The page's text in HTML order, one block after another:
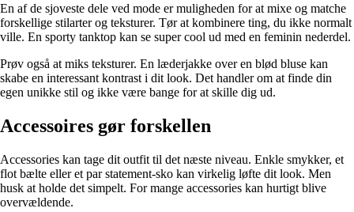
En af de sjoveste dele ved mode er muligheden for at mixe og matche
forskellige stilarter og teksturer. Tør at kombinere ting, du ikke normalt
ville. En sporty tanktop kan se super cool ud med en feminin nederdel.
Prøv også at miks teksturer. En læderjakke over en blød bluse kan
skabe en interessant kontrast i dit look. Det handler om at finde din
egen unikke stil og ikke være bange for at skille dig ud.
Accessoires gør forskellen
Accessories kan tage dit outfit til det næste niveau. Enkle smykker, et
flot bælte eller et par statement-sko kan virkelig løfte dit look. Men
husk at holde det simpelt. For mange accessories kan hurtigt blive
overvældende.